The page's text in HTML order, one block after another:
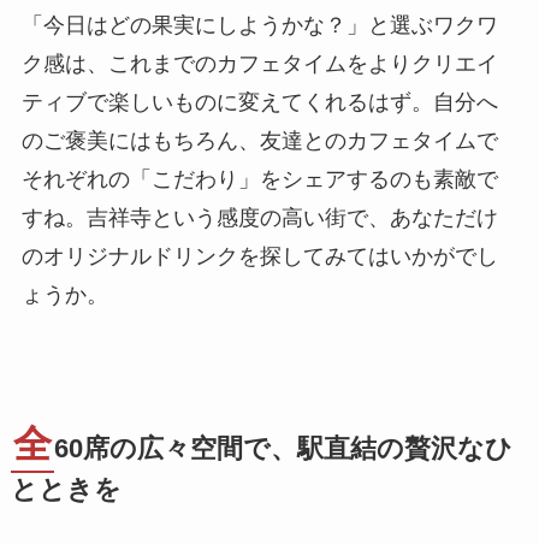
「今日はどの果実にしようかな？」と選ぶワクワ
ク感は、これまでのカフェタイムをよりクリエイ
ティブで楽しいものに変えてくれるはず。自分へ
のご褒美にはもちろん、友達とのカフェタイムで
それぞれの「こだわり」をシェアするのも素敵で
すね。吉祥寺という感度の高い街で、あなただけ
のオリジナルドリンクを探してみてはいかがでし
ょうか。
全60席の広々空間で、駅直結の贅沢なひ
とときを